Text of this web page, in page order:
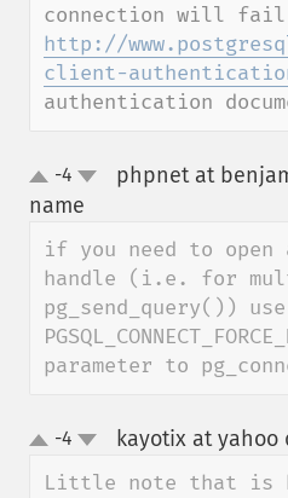
http://
client-
authentication
up-4
phpnet at
name
if you need to open
handle (i.e. for
pg_send_query()) use
parameter to
up-4 kayotix at yahoo
Little note that is